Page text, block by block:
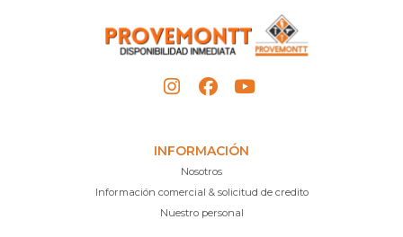
INFORMACIÓN
Nosotros
Información comercial & solicitud de credito
Nuestro personal